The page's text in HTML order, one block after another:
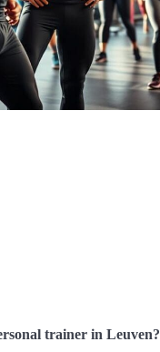
trainer in Leuven?